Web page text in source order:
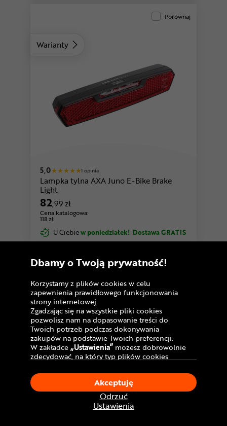
Warianty
Porównaj
5,0 1 opinia
Lampka tylna AXA Juno E-Bike Brake
Light
82,99 zł
Cena katalogowa:
118 zł
U Ciebiew poniedziałek! Dostawa GRATIS
Warianty
Porównaj
Dbamy o Twoją prywatność!
Korzystamy z plików cookies w celu
zapewnienia prawidłowego funkcjonowania
strony internetowej.
Zgadzając się na wszystkie pliki cookies
pozwolisz nam na dopasowanie treści do
Twoich potrzeb podczas dokonywania
zakupów na podstawie Twoich preferencji.
W zakładce„Ustawienia” możesz dobrowolnie
zdecydować, na który typ plików cookies
Klikając„Akceptuję”, wyrażasz zgodę na
stosowanie ciasteczek zgodnie z ustawieniami
Twojej przeglądarki.
W dowolnym momencie, możesz dokonać
zmiany swojego wyboru klikając opcję
Ustawienia
Odrzuć
Akceptuję